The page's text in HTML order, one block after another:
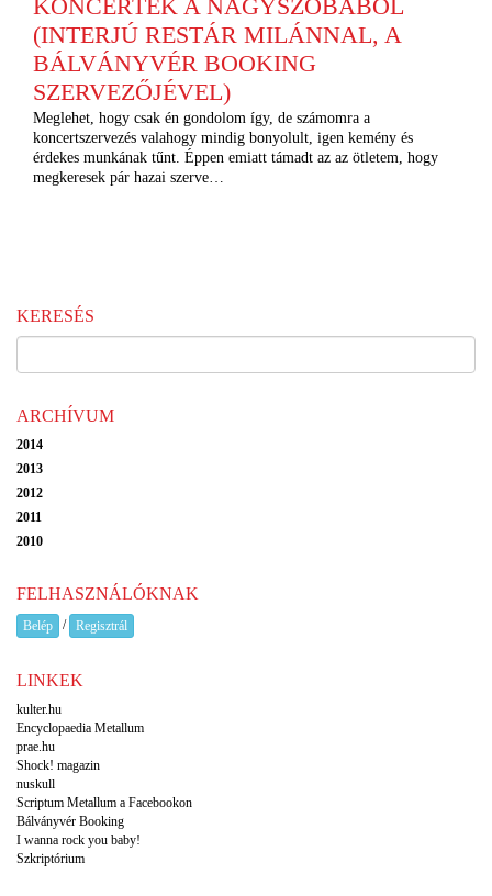
KONCERTEK A NAGYSZOBÁBÓL
(INTERJÚ RESTÁR MILÁNNAL, A
BÁLVÁNYVÉR BOOKING
SZERVEZŐJÉVEL)
Meglehet, hogy csak én gondolom így, de számomra a
koncertszervezés valahogy mindig bonyolult, igen kemény és
érdekes munkának tűnt. Éppen emiatt támadt az az ötletem, hogy
megkeresek pár hazai szerve…
KERESÉS
ARCHÍVUM
2014
2013
2012
2011
2010
FELHASZNÁLÓKNAK
Belép / Regisztrál
LINKEK
kulter.hu
Encyclopaedia Metallum
prae.hu
Shock! magazin
nuskull
Scriptum Metallum a Facebookon
Bálványvér Booking
I wanna rock you baby!
Szkriptórium